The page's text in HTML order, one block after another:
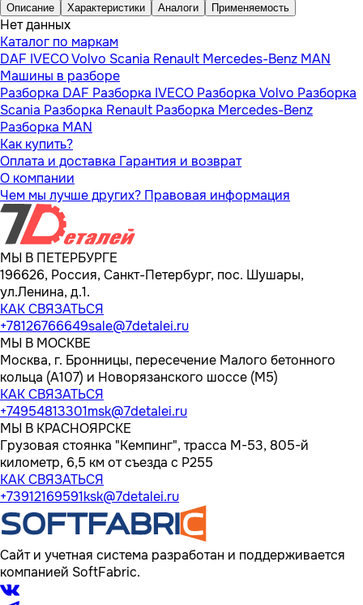
Описание Характеристики Аналоги Применяемость
Нет данных
Каталог по маркам
DAF IVECOVolvo Scania Renault Mercedes-Benz MAN
Машины в разборе
Разборка DAF Разборка IVECO Разборка Volvo Разборка
Scania Разборка Renault Разборка Mercedes-Benz
Разборка MAN
Как купить?
Оплата и доставка Гарантия и возврат
О компании
Чем мы лучше других? Правовая информация
МЫ В ПЕТЕРБУРГЕ
196626, Россия, Санкт-Петербург, пос. Шушары,
ул.Ленина, д.1.
КАК СВЯЗАТЬСЯ
+78126766649sale@7detalei.ru
МЫ В МОСКВЕ
Москва, г. Бронницы, пересечение Малого бетонного
кольца (А107) и Новорязанского шоссе (М5)
КАК СВЯЗАТЬСЯ
+74954813301msk@7detalei.ru
МЫ В КРАСНОЯРСКЕ
Грузовая стоянка "Кемпинг", трасса M-53, 805-й
километр, 6,5 км от съезда с Р255
КАК СВЯЗАТЬСЯ
+73912169591ksk@7detalei.ru
Сайт и учетная система разработан и поддерживается
компанией SoftFabric.